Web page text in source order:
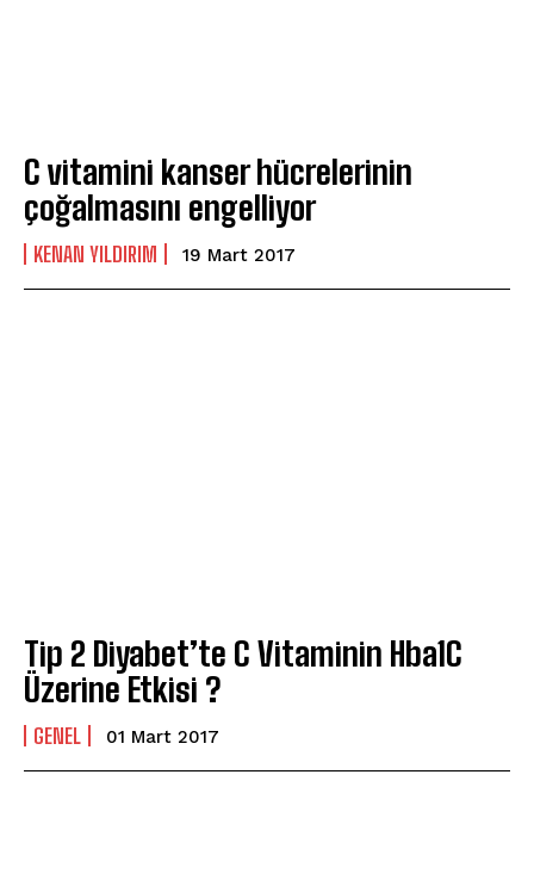
C vitamini kanser hücrelerinin
çoğalmasını engelliyor
KENAN YILDIRIM 19 Mart 2017
Tip 2 Diyabet’te C Vitaminin Hba1C
Üzerine Etkisi ?
GENEL 01 Mart 2017